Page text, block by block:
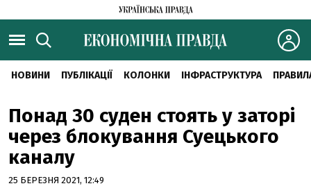
НОВИНИ ПУБЛІКАЦІЇ КОЛОНКИ ІНФРАСТРУКТУРА
Понад 30 суден стоять у заторі
через блокування Суецького
каналу
25 БЕРЕЗНЯ 2021, 12:49